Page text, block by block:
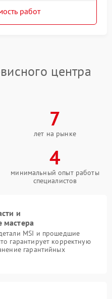
работ
центра
7
лет на рынке
4
минимальный опыт работы
специалистов
и
мастера
MSI и прошедшие
гарантирует корректную
гарантийных